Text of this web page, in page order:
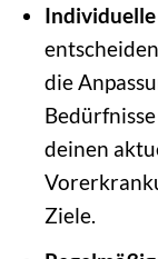
die
deinen
Ziele.